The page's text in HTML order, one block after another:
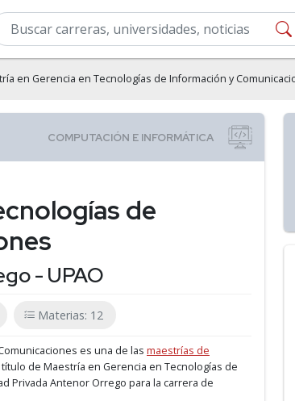
en Gerencia en Tecnologías de Información y
de
- UPAO
Materias: 12
es una de las maestrías de
título de Maestría en Gerencia en Tecnologías de
Privada Antenor Orrego para la carrera de